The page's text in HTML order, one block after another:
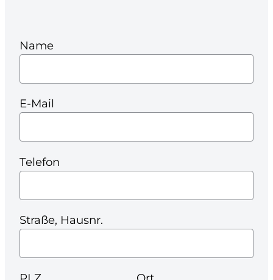
Name
E-Mail
Telefon
Straße, Hausnr.